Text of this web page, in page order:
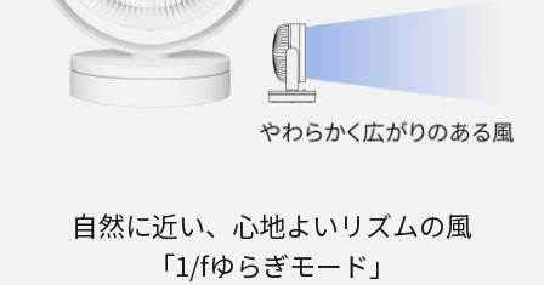
自然に近い、心地よいリズムの風
「1/fゆらぎモード」